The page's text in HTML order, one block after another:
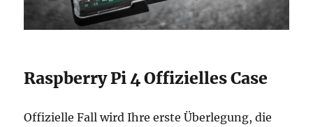
Raspberry Pi 4 Offizielles Case
Offizielle Fall wird Ihre erste Überlegung, die